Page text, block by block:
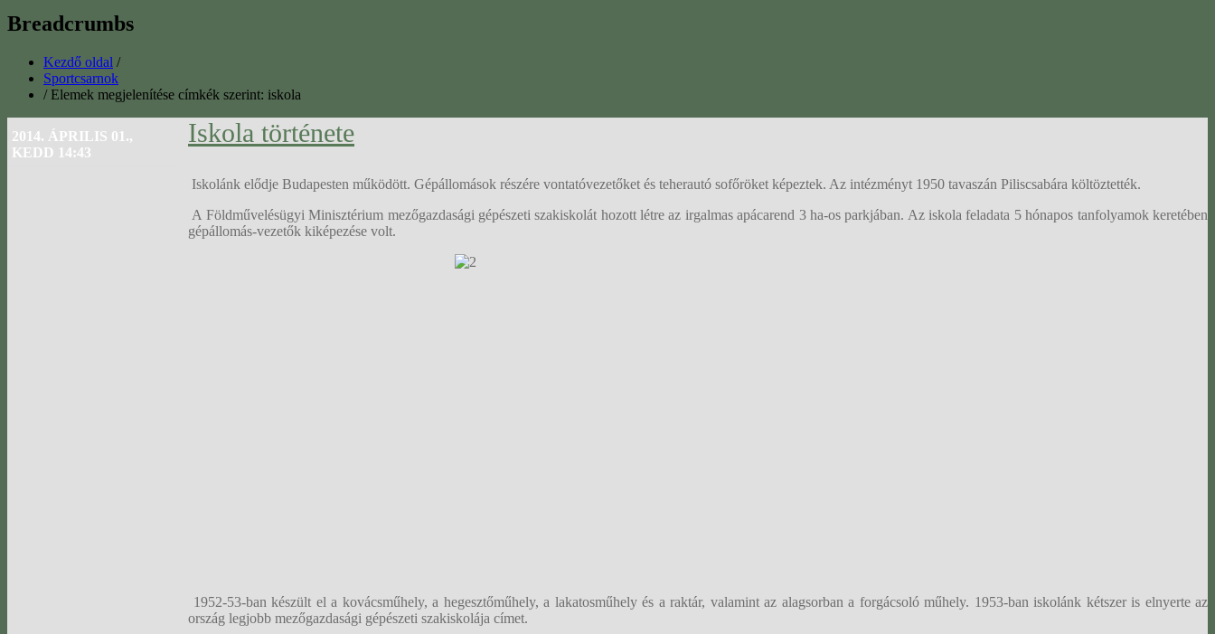
Breadcrumbs
Kezdő oldal /
Sportcsarnok
/ Elemek megjelenítése címkék szerint: iskola
Iskola története
2014. ÁPRILIS 01.,
KEDD 14:43
Iskolánk elődje Budapesten működött. Gépállomások részére vontatóvezetőket és teherautó sofőröket képeztek. Az intézményt 1950 tavaszán Piliscsabára költöztették.
A Földművelésügyi Minisztérium mezőgazdasági gépészeti szakiskolát hozott létre az irgalmas apácarend 3 ha-os parkjában. Az iskola feladata 5 hónapos tanfolyamok keretében
gépállomás-vezetők kiképezése volt.
1952-53-ban készült el a kovácsműhely, a hegesztőműhely, a lakatosműhely és a raktár, valamint az alagsorban a forgácsoló műhely. 1953-ban iskolánk kétszer is elnyerte az
ország legjobb mezőgazdasági gépészeti szakiskolája címet.